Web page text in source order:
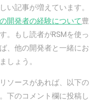
い記事が増えています。
開発者の経験について豊
。もし読者がRSMを使っ
、他の開発者と一緒にお
しょう。
ソースがあれば、以下の
下のコメント欄に投稿し